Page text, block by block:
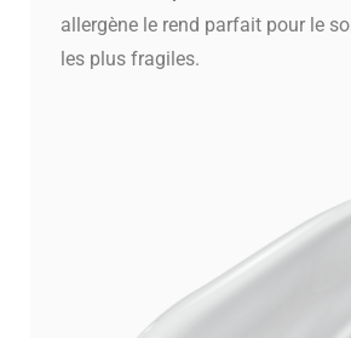
allergène le rend parfait pour le
les plus fragiles.